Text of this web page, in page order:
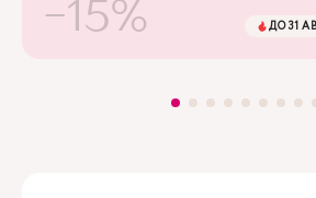
-15% ДО 31